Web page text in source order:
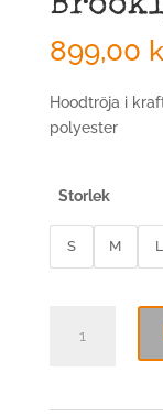
899,00
Hoodtröja i
polyester
Storlek
S M L